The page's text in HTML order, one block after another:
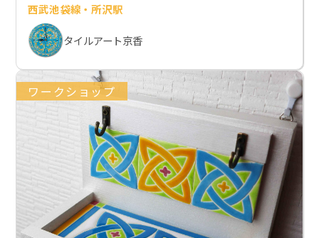
西武池袋線・所沢駅
タイルアート京香
ワークショップ